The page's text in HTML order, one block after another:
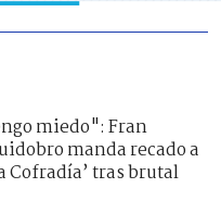
miedo": Fran
manda recado a
Cofradía’ tras brutal